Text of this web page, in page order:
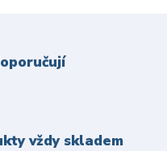
vždy skladem